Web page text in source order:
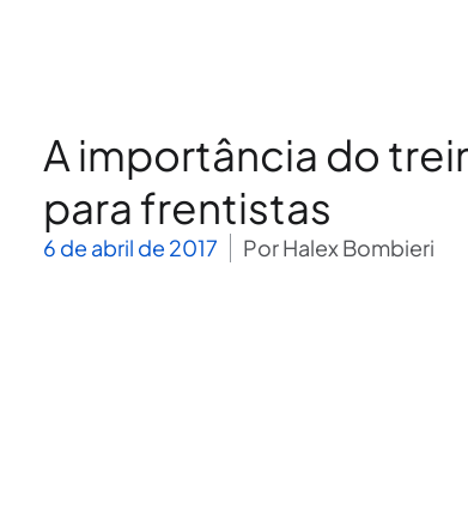
A importância do
para frentistas
6 de abril de 2017 PorHalex Bombieri